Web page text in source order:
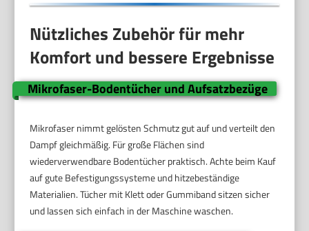
Nützliches Zubehör für mehr
Komfort und bessere Ergebnisse
Mikrofaser-Bodentücher und Aufsatzbezüge
Mikrofaser nimmt gelösten Schmutz gut auf und verteilt den
Dampf gleichmäßig. Für große Flächen sind
wiederverwendbare Bodentücher praktisch. Achte beim Kauf
auf gute Befestigungssysteme und hitzebeständige
Materialien. Tücher mit Klett oder Gummiband sitzen sicher
und lassen sich einfach in der Maschine waschen.